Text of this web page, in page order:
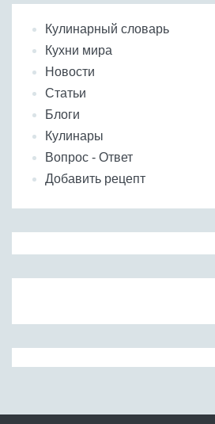
Кулинарный словарь
Кухни мира
Новости
Статьи
Блоги
Кулинары
Вопрос - Ответ
Добавить рецепт